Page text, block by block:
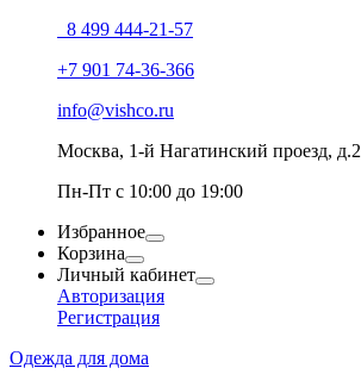
8 499 444-21-57
+7 901 74-36-366
info@vishco.ru
Москва, 1-й Нагатинский проезд, д.2
Пн-Пт с 10:00 до 19:00
Избранное
Корзина
Личный кабинет
Авторизация
Регистрация
Одежда для дома